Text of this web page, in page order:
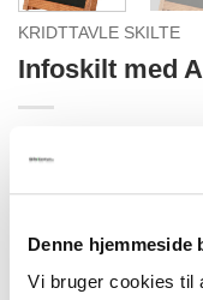
Denne hjemmeside
Vi bruger cookies til
KRIDTTAVLE SKILTE
Infoskilt med
Fødderne kan foldes